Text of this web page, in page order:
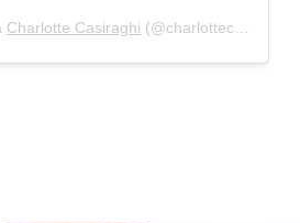
Charlotte Casiraghi (@charlottecasiraghi) in data: